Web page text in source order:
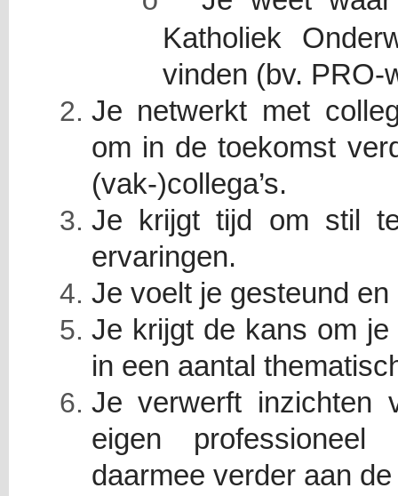
Katholiek
vinden (bv. PRO-
Je netwerkt met
om in de toekomst
(vak-)collega’s.
Je krijgt tijd om stil
ervaringen.
Je voelt je gesteund
Je krijgt de kans om
in een aantal
Je verwerft inzichten
eigen
daarmee verder aan